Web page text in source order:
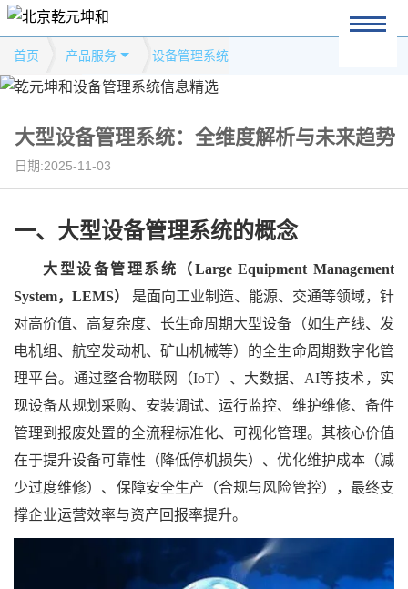
首页 产品服务 设备管理系统
大型设备管理系统：全维度解析与未来趋势
日期:2025-11-03
一、大型设备管理系统的概念
大型设备管理系统（ Large Equipment Management
System，LEMS）
是面向工业制造、能源、交通等领域，针
对高价值、高复杂度、长生命周期大型设备（如生产线、发
电机组、航空发动机、矿山机械等）的全生命周期数字化管
理平台。通过整合物联网（IoT）、大数据、AI等技术，实
现设备从规划采购、安装调试、运行监控、维护维修、备件
管理到报废处置的全流程标准化、可视化管理。其核心价值
在于提升设备可靠性（降低停机损失）、优化维护成本（减
少过度维修）、保障安全生产（合规与风险管控），最终支
撑企业运营效率与资产回报率提升。